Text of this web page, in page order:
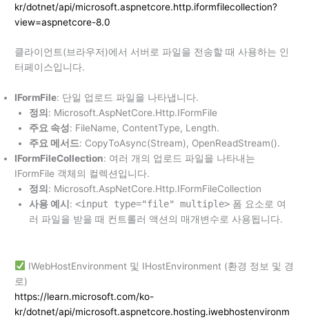
kr/dotnet/api/microsoft.aspnetcore.http.iformfilecollection?
view=aspnetcore-8.0
클라이언트(브라우저)에서 서버로 파일을 전송할 때 사용하는 인
터페이스입니다.
IFormFile: 단일 업로드 파일을 나타냅니다.
정의 : Microsoft.AspNetCore.Http.IFormFile
주요 속성: FileName, ContentType, Length.
주요 메서드: CopyToAsync(Stream), OpenReadStream().
IFormFileCollection: 여러 개의 업로드 파일을 나타내는
IFormFile 객체의 컬렉션입니다.
정의 : Microsoft.AspNetCore.Http.IFormFileCollection
사용 예시 : <input type="file" multiple>폼 요소로 여
러 파일을 받을 때 컨트롤러 액션의 매개변수로 사용됩니다.
IWebHostEnvironment 및 IHostEnvironment (환경 정보 및 경
로)
https://learn.microsoft.com/ko-
kr/dotnet/api/microsoft.aspnetcore.hosting.iwebhostenvironm